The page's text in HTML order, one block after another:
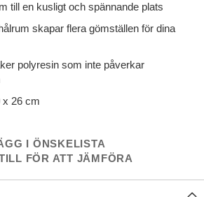
till en kusligt och spännande plats
skapar flera gömställen för dina
polyresin som inte påverkar
x 26 cm
I ÖNSKELISTA
FÖR ATT JÄMFÖRA